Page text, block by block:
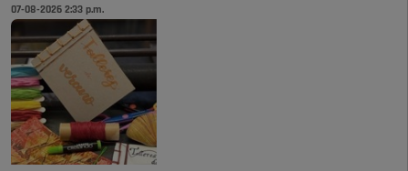
07-08-2026 2:33 p.m.